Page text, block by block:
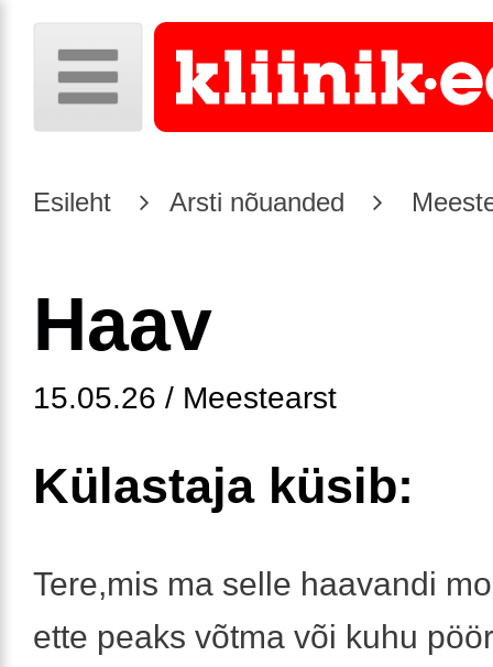
Esileht Arsti nõuanded
Haav
15.05.26 / Meestearst
Külastaja küsib:
Tere,mis ma selle haavandi
ette peaks võtma või kuhu